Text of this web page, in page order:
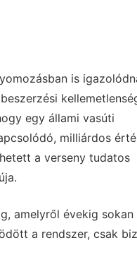
is
egy állami vasúti
milliárdos
a verseny tudatos
amelyről évekig sokan
a rendszer, csak